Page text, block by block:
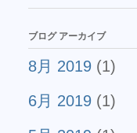
ブログ アーカイブ
8月 2019 (1)
6月 2019 (1)